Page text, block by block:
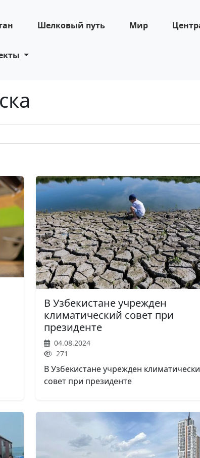
Шелковый путь Мир
В Узбекистане учрежден
климатический совет при
президенте
04.08.2024
271
В Узбекистане учрежден
совет при президенте